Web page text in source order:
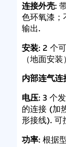
连接外壳:
色环氧漆
输出.
安装: 2 个
（地面安
内部连气连
电压: 3 个
的连接 (加
形接线). 可
功率: 根据